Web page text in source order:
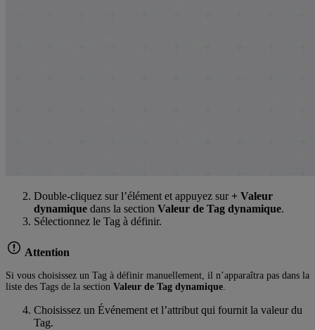
Double-cliquez sur l’élément et appuyez sur + Valeur
dynamique dans la section Valeur de Tag dynamique.
Sélectionnez le Tag à définir.
Attention
Si vous choisissez un Tag à définir manuellement, il n’apparaîtra pas dans la
liste des Tags de la section Valeur de Tag dynamique.
Choisissez un Événement et l’attribut qui fournit la valeur du
Tag.